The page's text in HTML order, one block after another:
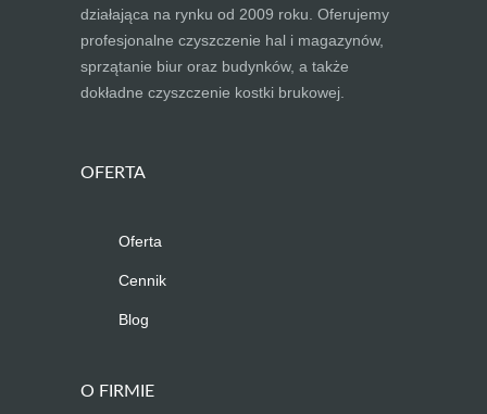
działająca na rynku od 2009 roku. Oferujemy
profesjonalne czyszczenie hal i magazynów,
sprzątanie biur oraz budynków, a także
dokładne czyszczenie kostki brukowej.
OFERTA
Oferta
Cennik
Blog
O FIRMIE